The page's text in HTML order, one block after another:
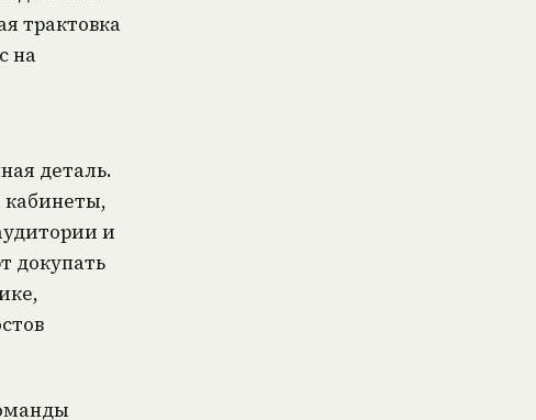
трактовка
на
деталь.
и
докупать